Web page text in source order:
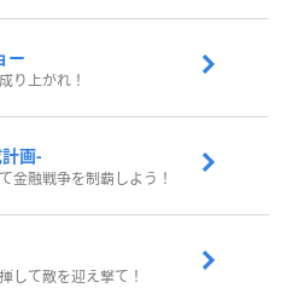
ー
り上がれ！
画-
金融戦争を制覇しよう！
して敵を迎え撃て！